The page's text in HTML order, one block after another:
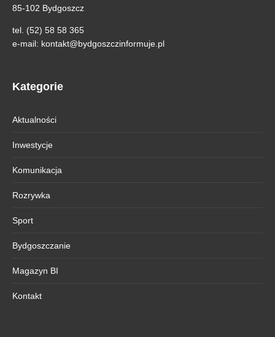
85-102 Bydgoszcz
tel. (52) 58 58 365
e-mail: kontakt@bydgoszczinformuje.pl
Kategorie
Aktualności
Inwestycje
Komunikacja
Rozrywka
Sport
Bydgoszczanie
Magazyn BI
Kontakt